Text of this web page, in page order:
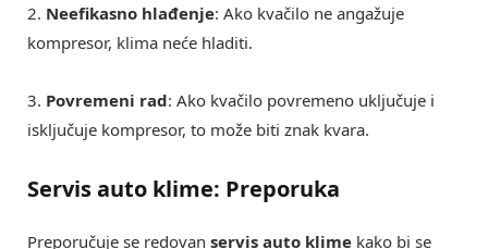
2. Neefikasno hlađenje: Ako kvačilo ne angažuje
kompresor, klima neće hladiti.
3. Povremeni rad: Ako kvačilo povremeno uključuje i
isključuje kompresor, to može biti znak kvara.
Servis auto klime: Preporuka
Preporučuje se redovan servis auto klime kako bi se